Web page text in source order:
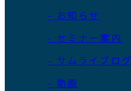
- お知らせ
- セミナー案内
- サムライブログ
- 動画